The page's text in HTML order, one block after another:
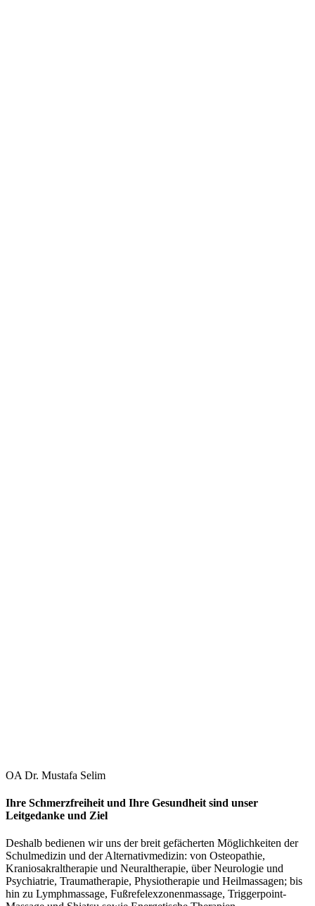
OA Dr. Mustafa Selim
Ihre Schmerzfreiheit und Ihre Gesundheit sind unser
Leitgedanke und Ziel
Deshalb bedienen wir uns der breit gefächerten Möglichkeiten der
Schulmedizin und der Alternativmedizin: von Osteopathie,
Kraniosakraltherapie und Neuraltherapie, über Neurologie und
Psychiatrie, Traumatherapie, Physiotherapie und Heilmassagen; bis
hin zu Lymphmassage, Fußrefelexzonenmassage, Triggerpoint-